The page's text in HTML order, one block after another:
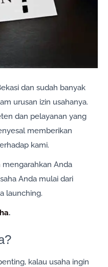
dan sudah banyak
urusan izin usahanya.
dan pelayanan yang
memberikan
kami.
Anda
Anda mulai dari
launching.
.
kalau usaha ingin